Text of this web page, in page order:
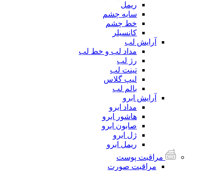
ریمل
سایه چشم
خط چشم
کانسیلر
آرایش لب
مداد لب و خط لب
رژ لب
تینت لب
لیپ گلاس
بالم لب
آرایش ابرو
مداد ابرو
هاشور ابرو
صابون ابرو
ژل ابرو
ریمل ابرو
مراقبت پوست
مراقبت صورت